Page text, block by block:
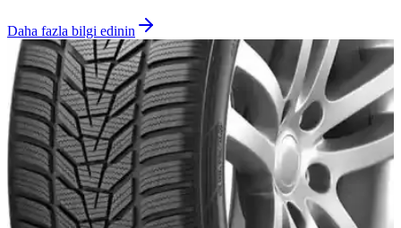
Daha fazla bilgi edinin